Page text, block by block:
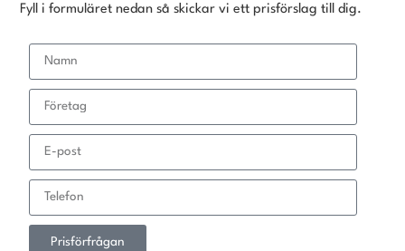
Fyll i formuläret nedan så skickar vi ett prisförslag till dig.
Prisförfrågan